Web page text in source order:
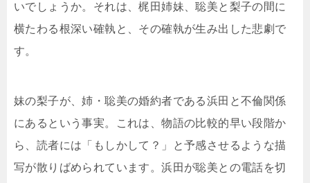
いでしょうか。それは、梶田姉妹、聡美と梨子の間に
横たわる根深い確執と、その確執が生み出した悲劇で
す。
妹の梨子が、姉・聡美の婚約者である浜田と不倫関係
にあるという事実。これは、物語の比較的早い段階か
ら、読者には「もしかして？」と予感させるような描
写が散りばめられています。浜田が聡美との電話を切